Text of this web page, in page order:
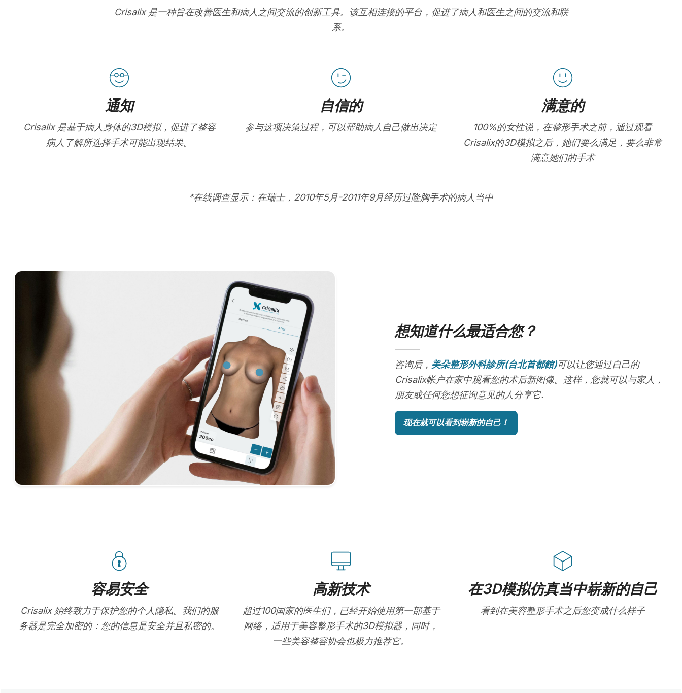
Crisalix 是一种旨在改善医生和病人之间交流的创新工具。该互相连接的平台，促进了病人和医生之间的交流和联
系。
通知
Crisalix 是基于病人身体的3D模拟，促进了整容
病人了解所选择手术可能出现结果。
自信的
参与这项决策过程，可以帮助病人自己做出决定
满意的
100%的女性说，在整形手术之前，通过观看
Crisalix的3D模拟之后，她们要么满足，要么非常
满意她们的手术
*在线调查显示：在瑞士，2010年5月-2011年9月经历过隆胸手术的病人当中
想知道什么最适合您？
咨询后， 美朵整形外科診所(台北首都館)可以让您通过自己的
Crisalix帐户在家中观看您的术后新图像。这样，您就可以与家人，
朋友或任何您想征询意见的人分享它.
现在就可以看到崭新的自己！
容易安全
Crisalix 始终致力于保护您的个人隐私。我们的服
务器是完全加密的：您的信息是安全并且私密的。
高新技术
超过100国家的医生们，已经开始使用第一部基于
网络，适用于美容整形手术的3D模拟器，同时，
一些美容整容协会也极力推荐它。
在3D模拟仿真当中崭新的自己
看到在美容整形手术之后您变成什么样子